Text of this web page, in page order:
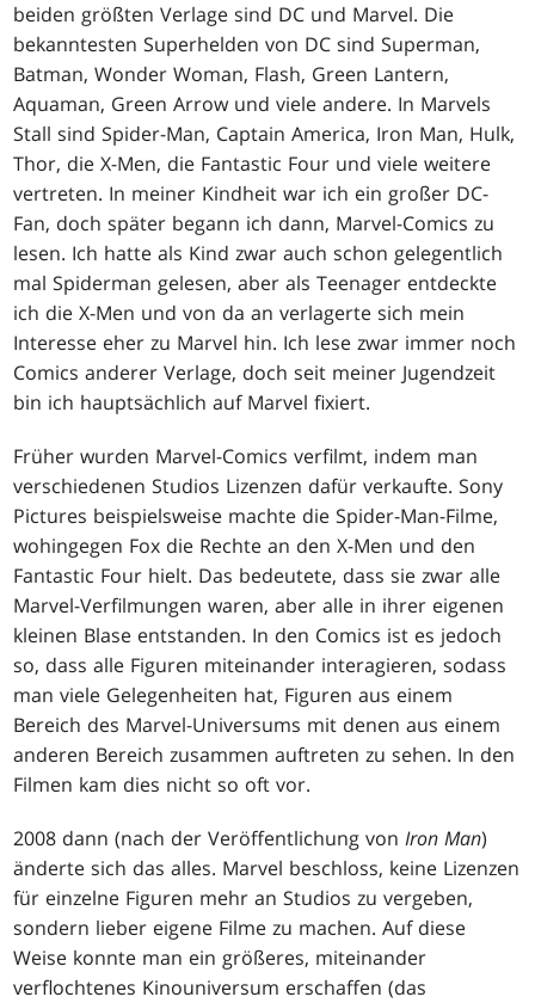
beiden größten Verlage sind DC und Marvel. Die
bekanntesten Superhelden von DC sind Superman,
Batman, Wonder Woman, Flash, Green Lantern,
Aquaman, Green Arrow und viele andere. In Marvels
Stall sind Spider-Man, Captain America, Iron Man, Hulk,
Thor, die X-Men, die Fantastic Four und viele weitere
vertreten. In meiner Kindheit war ich ein großer DC-
Fan, doch später begann ich dann, Marvel-Comics zu
lesen. Ich hatte als Kind zwar auch schon gelegentlich
mal Spiderman gelesen, aber als Teenager entdeckte
ich die X-Men und von da an verlagerte sich mein
Interesse eher zu Marvel hin. Ich lese zwar immer noch
Comics anderer Verlage, doch seit meiner Jugendzeit
bin ich hauptsächlich auf Marvel fixiert.
Früher wurden Marvel-Comics verfilmt, indem man
verschiedenen Studios Lizenzen dafür verkaufte. Sony
Pictures beispielsweise machte die Spider-Man-Filme,
wohingegen Fox die Rechte an den X-Men und den
Fantastic Four hielt. Das bedeutete, dass sie zwar alle
Marvel-Verfilmungen waren, aber alle in ihrer eigenen
kleinen Blase entstanden. In den Comics ist es jedoch
so, dass alle Figuren miteinander interagieren, sodass
man viele Gelegenheiten hat, Figuren aus einem
Bereich des Marvel-Universums mit denen aus einem
anderen Bereich zusammen auftreten zu sehen. In den
Filmen kam dies nicht so oft vor.
2008 dann (nach der Veröffentlichung vonIron Man)
änderte sich das alles. Marvel beschloss, keine Lizenzen
für einzelne Figuren mehr an Studios zu vergeben,
sondern lieber eigene Filme zu machen. Auf diese
Weise konnte man ein größeres, miteinander
verflochtenes Kinouniversum erschaffen (das